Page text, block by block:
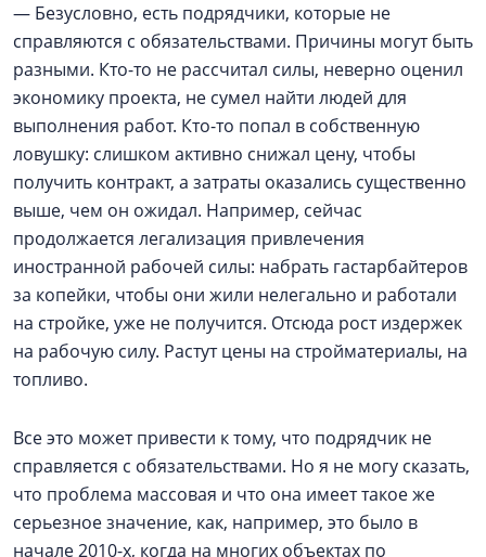
— Безусловно, есть подрядчики, которые не
справляются с обязательствами. Причины могут быть
разными. Кто-то не рассчитал силы, неверно оценил
экономику проекта, не сумел найти людей для
выполнения работ. Кто-то попал в собственную
ловушку: слишком активно снижал цену, чтобы
получить контракт, а затраты оказались существенно
выше, чем он ожидал. Например, сейчас
продолжается легализация привлечения
иностранной рабочей силы: набрать гастарбайтеров
за копейки, чтобы они жили нелегально и работали
на стройке, уже не получится. Отсюда рост издержек
на рабочую силу. Растут цены на стройматериалы, на
топливо.
Все это может привести к тому, что подрядчик не
справляется с обязательствами. Но я не могу сказать,
что проблема массовая и что она имеет такое же
серьезное значение, как, например, это было в
начале 2010-х, когда на многих объектах по